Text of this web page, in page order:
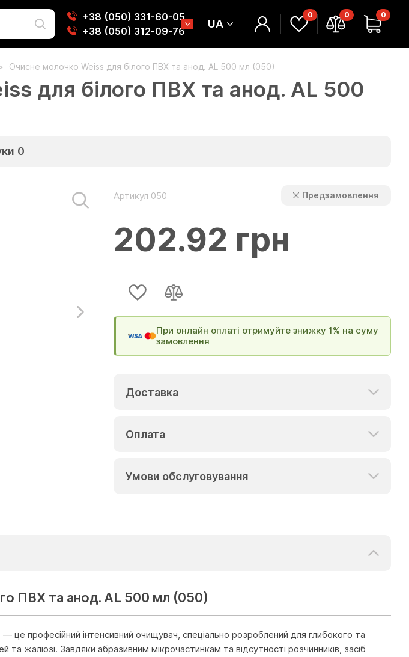
+38 (050) 331-60-05
+38 (050) 312-09-76
UA
0 0 0
Очисне молочко Weiss для білого ПВХ та анод. AL 500 мл (050)
для білого ПВХ та анод. AL 500
0
Артикул 050 Предзамовлення
202.92 грн
При онлайн оплаті отримуйте знижку 1% на суму
замовлення
Доставка
Оплата
Умови обслуговування
ПВХ та анод. AL 500 мл (050)
професійний інтенсивний очищувач, спеціально розроблений для глибокого та
та жалюзі. Завдяки абразивним мікрочастинкам та відсутності розчинників, засіб